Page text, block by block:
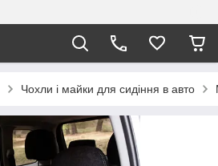
Чохли і майки для сидіння в авто